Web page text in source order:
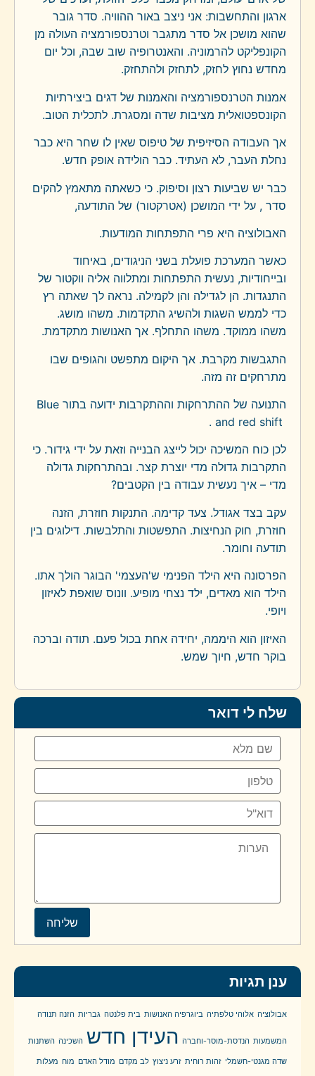
ארגון והתחשבות: אני ניצב באור ההוויה. סדר גובר
שהוא מושכן אל סדר מתגבר וטרנספורמציה העולה מן
הקונפליקט להרמוניה. והאנטרופיה שוב שבה, וכל יום
מחדש נחוץ לחזק, לתחזק ולהתחזק.
אמנות הטרנספורמציה והאמנות של דגים ביצירתיות
הקונספטואלית מציבות שדה ומסגרת. לתכלית הטוב.
אך העבודה הסיזיפית של טיפוס שאין לו שחר היא כבר
נחלת העבר, לא העתיד. כבר הולידה אופק חדש.
כבר יש שביעות רצון וסיפוק. כי כשאתה מתאמץ להקים
סדר , על ידי המושכן (אטרקטור) של התודעה,
האבולוציה היא פרי התפתחות המודעות.
כאשר המערכת פועלת בשני הניגודים, באיחוד
ובייחודיות, נעשית התפתחות ומתלווה אליה ווקטור של
התנגדות. הן לגדילה והן לקמילה. נראה לך שאתה רץ
כדי לממש השגות ולהשיג התקדמות. משהו מושג.
משהו ממוקד. משהו התחלף. אך האנושות מתקדמת.
התגבשות מקרבת. אך היקום מתפשט והגופים שבו
מתרחקים זה מזה.
התנועה של ההתרחקות וההתקרבות ידועה בתור Blue
and red shift
.
לכן כוח המשיכה יכול לייצג הבנייה וזאת על ידי גידור. כי
התקרבות גדולה מדי יוצרת קצר. ובהתרחקות גדולה
מדי – איך נעשית עבודה בין הקטבים?
עקב בצד אגודל. צעד קדימה. התנקות חוזרת, הזנה
חוזרת, חוק הנחיצות. התפשטות והתלבשות. דילוגים בין
תודעה וחומר.
הפרסונה היא הילד הפנימי ש'העצמי' הבוגר הולך אתו.
הילד הוא מאדים, ילד נצחי מופיע. וונוס שואפת לאיזון
ויופי.
האיזון הוא היממה, יחידה אחת בכול פעם. תודה וברכה
בוקר חדש, חיוך שמש.
שלח לי דואר
ענן תגיות
אבולוציה אלוהי טלפתיה ביוגרפיה האנושות בית פלנטה גבריות הזנה תנודה
המשמעות הנדסת-מוסר-וחברה העידן חדש השכינה השתנות
שדה מגנטי-חשמלי זהות רוחית זרע ניצוץ לב מקדם מודל האדם מוח מעלות